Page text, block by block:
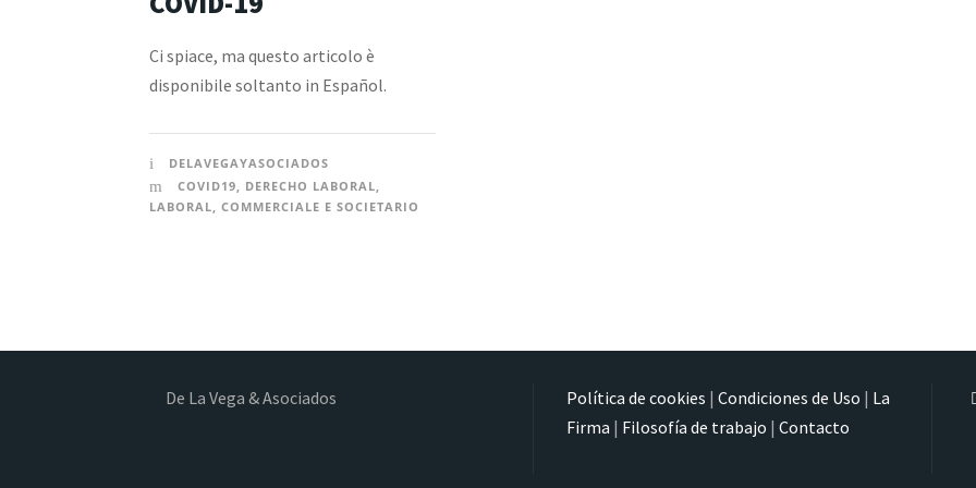
Ci spiace, ma questo articolo è
disponibile soltanto in Español.
DELAVEGAYASOCIADOS
COVID19, DERECHO LABORAL,
LABORAL, COMMERCIALE E SOCIETARIO
De La Vega & Asociados Política de cookies | Condiciones de Uso | La
Firma | Filosofía de trabajo | Contacto